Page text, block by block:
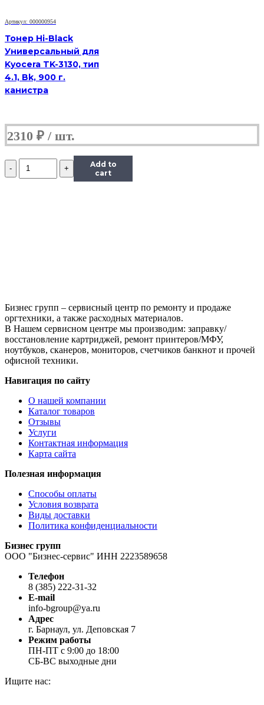
банка
Артикул: 000000954
Тонер Hi-Black
Универсальный для
Kyocera TK-3130, тип
4.1, Bk, 900 г.
канистра
2310 ₽
Количество
Тонер
Add to
cart
Бизнес групп – сервисный центр по ремонту и продаже
оргтехники, а также расходных материалов.
В Нашем сервисном центре мы производим: заправку/
восстановление картриджей, ремонт принтеров/МФУ,
ноутбуков, сканеров, мониторов, счетчиков банкнот и прочей
офисной техники.
Навигация по сайту
О нашей компании
Каталог товаров
Отзывы
Услуги
Контактная информация
Карта сайта
Полезная информация
Способы оплаты
Условия возврата
Виды доставки
Политика конфиденциальности
Бизнес групп
ООО "Бизнес-сервис" ИНН 2223589658
Телефон
8 (385) 222-31-32
E-mail
info-bgroup@ya.ru
Адрес
г. Барнаул, ул. Деповская 7
Режим работы
ПН-ПТ с 9:00 до 18:00
СБ-ВС выходные дни
Ищите нас: